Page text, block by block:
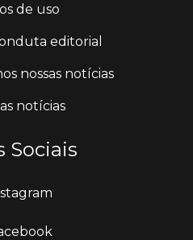
de uso
editorial
nossas notícias
notícias
Sociais